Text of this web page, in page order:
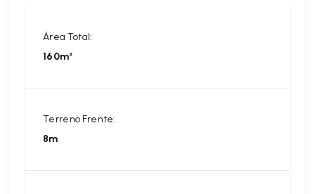
Área Total:
160m²
Terreno Frente:
8m